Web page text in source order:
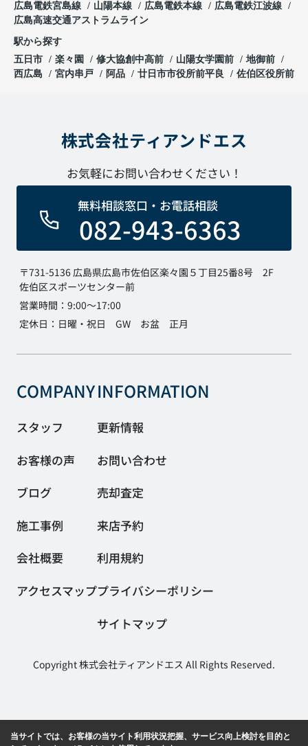
広島電鉄宮島線
山陽本線 広島電鉄本線
広島電鉄江波線
広島高速交通アストラムライン
駅から探す
五日市
楽々園 修大協創中高前 山陽女学園前
地御前
西広島
宮内串戸 阿品 廿日市市役所前平良 佐伯区役所前
株式会社ティアンドエス
お気軽にお問い合わせください！
無料相談窓口・お電話相談
082-943-6363
〒731-5136 広島県広島市佐伯区楽々園５丁目25番8号 2F
佐伯区スポーツセンター前
営業時間：9:00～17:00
定休日：日曜・祝日 GW お盆 正月
COMPANY
スタッフ
お客様の声
ブログ
施工事例
会社概要
アクセスマップ
INFORMATION
更新情報
お問い合わせ
売却査定
来店予約
利用規約
プライバシーポリシー
サイトマップ
Copyright 株式会社ティアンドエス All Rights Reserved.
当サイトでは、お客様の当サイト利用状況把握、サービス向上検討を目的と